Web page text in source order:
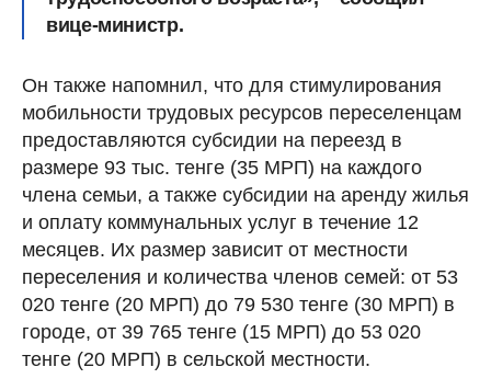
вице-министр.
Он также напомнил, что для стимулирования
мобильности трудовых ресурсов переселенцам
предоставляются субсидии на переезд в
размере 93 тыс. тенге (35 МРП) на каждого
члена семьи, а также субсидии на аренду жилья
и оплату коммунальных услуг в течение 12
месяцев. Их размер зависит от местности
переселения и количества членов семей: от 53
020 тенге (20 МРП) до 79 530 тенге (30 МРП) в
городе, от 39 765 тенге (15 МРП) до 53 020
тенге (20 МРП) в сельской местности.